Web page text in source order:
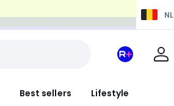
NL
Best sellers Lifestyle
Mijn
+